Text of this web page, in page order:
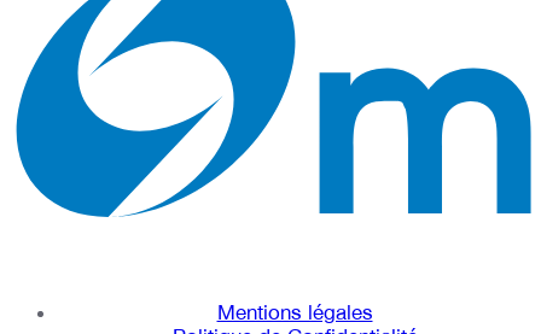
Mentions légales